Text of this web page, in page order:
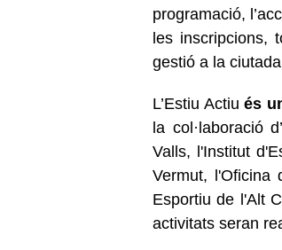
programació,
les inscripcions,
gestió a la
L’Estiu Actiués
la col·laboració
Valls, l'Institut
Vermut, l'Oficina
Esportiu de l'Alt
activitats seran